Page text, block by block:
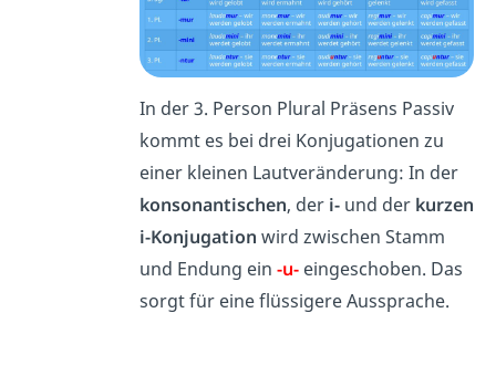
In der 3. Person Plural Präsens Passiv
kommt es bei drei Konjugationen zu
einer kleinen Lautveränderung: In der
konsonantischen, der i-und der kurzen
i-Konjugation wird zwischen Stamm
und Endung ein -u-eingeschoben. Das
sorgt für eine flüssigere Aussprache.